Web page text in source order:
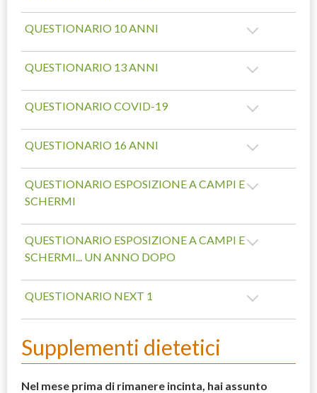
QUESTIONARIO 10 ANNI
QUESTIONARIO 13 ANNI
QUESTIONARIO COVID-19
QUESTIONARIO 16 ANNI
QUESTIONARIO ESPOSIZIONE A CAMPI E
SCHERMI
QUESTIONARIO ESPOSIZIONE A CAMPI E
SCHERMI... UN ANNO DOPO
QUESTIONARIO NEXT 1
Supplementi dietetici
Nel mese prima di rimanere incinta, hai assunto